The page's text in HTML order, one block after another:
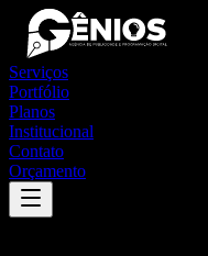
Serviços
Portfólio
Planos
Institucional
Contato
Orçamento